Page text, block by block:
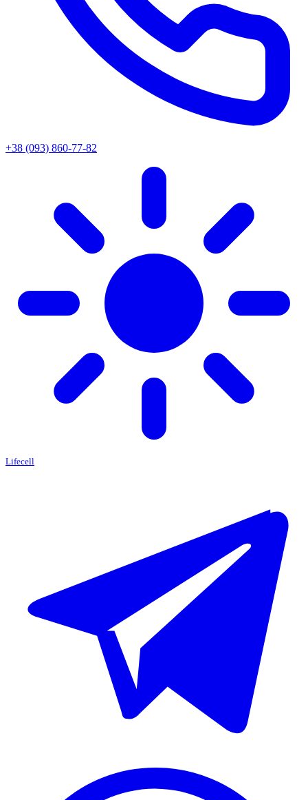
+38 (093) 860-77-82
Lifecell